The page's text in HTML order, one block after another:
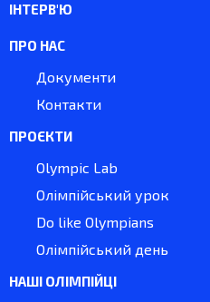
ІНТЕРВ'Ю
ПРО НАС
Документи
Контакти
ПРОЄКТИ
Olympic Lab
Олімпійський урок
Do like Olympians
Олімпійський день
НАШІ ОЛІМПІЙЦІ